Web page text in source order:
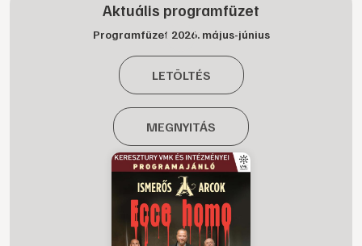
Aktuális programfüzet
Programfüzet 2026. május-június
LETÖLTÉS
MEGNYITÁS